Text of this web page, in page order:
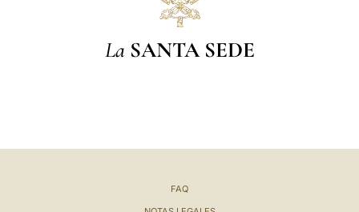
La SANTA SEDE
FAQ